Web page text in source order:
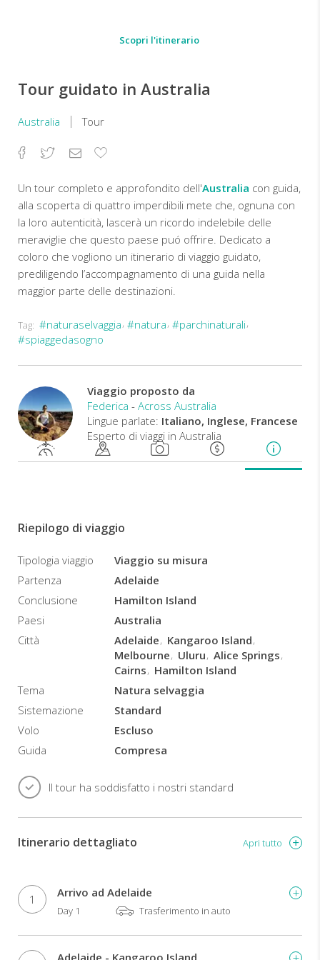
Scopri l'itinerario
Tour guidato in Australia
Australia Tour
Facebook
TwitterEmailAggiungi
Un tour completo e approfondito dell'Australia con guida,
alla scoperta di quattro imperdibili mete che, ognuna con
la loro autenticità, lascerà un ricordo indelebile delle
meraviglie che questo paese puó offrire. Dedicato a
coloro che vogliono un itinerario di viaggio guidato,
prediligendo l’accompagnamento di una guida nella
maggior parte delle destinazioni.
Tag: #naturaselvaggia #natura #parchinaturali
#spiaggedasogno
Viaggio proposto da
Federica - Across Australia
Lingue parlate: Italiano, Inglese, Francese
Esperto di viaggi in Australia
Riepilogo di viaggio
Tipologia viaggio
Viaggio su misura
Partenza
Adelaide
Conclusione
Hamilton Island
Paesi
Australia
Città
Adelaide
Kangaroo Island
Melbourne
Uluru Alice Springs
Cairns
Hamilton Island
Tema
Natura selvaggia
Sistemazione
Standard
Volo
Escluso
Guida
Compresa
Il tour ha soddisfatto i nostri standard
Itinerario dettagliato Apri tutto
1 Arrivo ad Adelaide
Day 1 Trasferimento in auto
Adelaide - Kangaroo Island